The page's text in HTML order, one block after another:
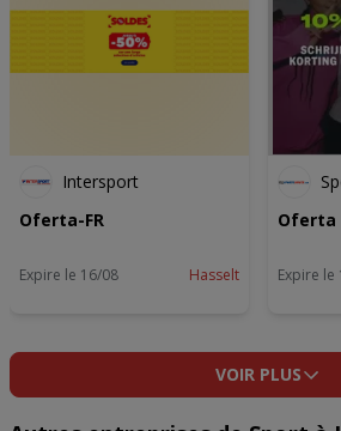
Intersport
Oferta-FR
Expire le 16/08 Hasselt
Oferta
Expire le
VOIR PLUS